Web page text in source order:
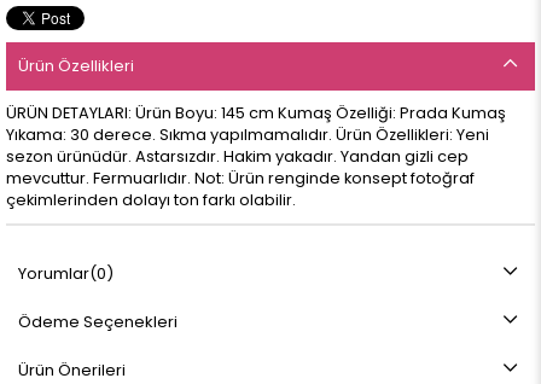
Ürün Özellikleri
ÜRÜN DETAYLARI: Ürün Boyu: 145 cm Kumaş Özelliği: Prada Kumaş
Yıkama: 30 derece. Sıkma yapılmamalıdır. Ürün Özellikleri: Yeni
sezon ürünüdür. Astarsızdır. Hakim yakadır. Yandan gizli cep
mevcuttur. Fermuarlıdır. Not: Ürün renginde konsept fotoğraf
çekimlerinden dolayı ton farkı olabilir.
Yorumlar(0)
Ödeme Seçenekleri
Ürün Önerileri